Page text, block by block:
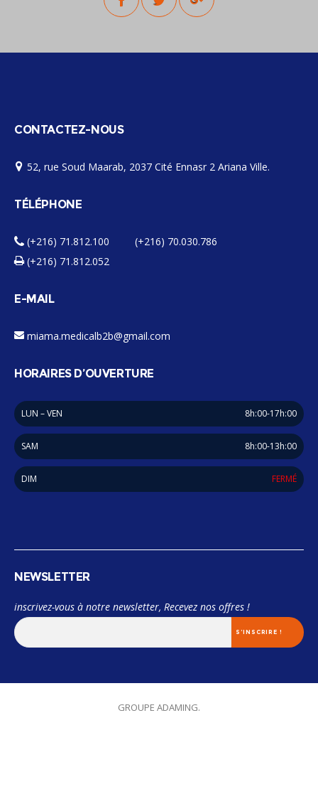
CONTACTEZ-NOUS
52, rue Soud Maarab, 2037 Cité Ennasr 2 Ariana Ville.
TÉLÉPHONE
(+216) 71.812.100 (+216) 70.030.786
(+216) 71.812.052
E-MAIL
miama.medicalb2b@gmail.com
HORAIRES D’OUVERTURE
LUN – VEN 8h:00-17h:00
SAM 8h:00-13h:00
DIM FERMÉ
NEWSLETTER
inscrivez-vous à notre newsletter, Recevez nos offres !
© 2018 Miama. TOUS LES DROITS SONT RÉSERVÉES. Designed by
GROUPE ADAMING.